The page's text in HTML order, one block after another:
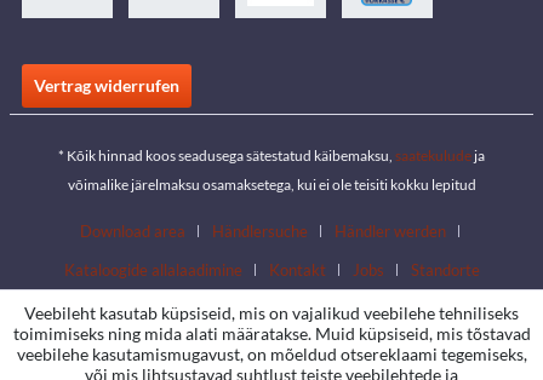
Vertrag widerrufen
* Kõik hinnad koos seadusega sätestatud käibemaksu, saatekulude ja
võimalike järelmaksu osamaksetega, kui ei ole teisiti kokku lepitud
Download area Händlersuche
Händler werden
Kataloogide allalaadimine
Kontakt Jobs Standorte
Veebileht kasutab küpsiseid, mis on vajalikud veebilehe tehniliseks
toimimiseks ning mida alati määratakse. Muid küpsiseid, mis tõstavad
veebilehe kasutamismugavust, on mõeldud otsereklaami tegemiseks,
või mis lihtsustavad suhtlust teiste veebilehtede ja